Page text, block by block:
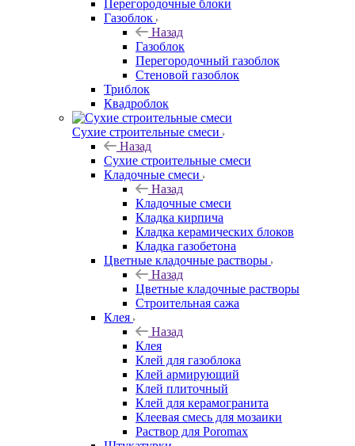
Перегородочные блоки
Газоблок
Назад
Газоблок
Перегородочный газоблок
Стеновой газоблок
Триблок
Квадроблок
Сухие строительные смеси
Назад
Сухие строительные смеси
Кладочные смеси
Назад
Кладочные смеси
Кладка кирпича
Кладка керамических блоков
Кладка газобетона
Цветные кладочные растворы
Назад
Цветные кладочные растворы
Строительная сажа
Клея
Назад
Клея
Клей для газоблока
Клей армирующий
Клей плиточный
Клей для керамогранита
Клеевая смесь для мозаики
Раствор для Poromax